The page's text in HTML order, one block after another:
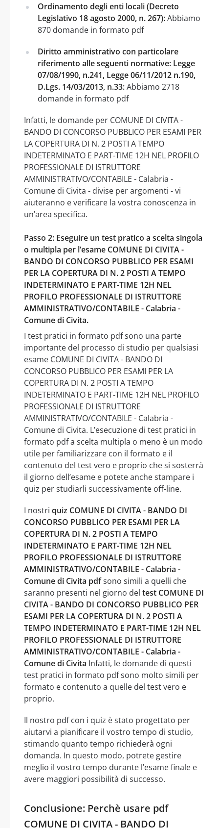
Ordinamento degli enti locali (Decreto
Legislativo 18 agosto 2000, n. 267):Abbiamo
870 domande in formato pdf
Diritto amministrativo con particolare
riferimento alle seguenti normative: Legge
07/08/1990, n.241, Legge 06/11/2012 n.190,
D.Lgs. 14/03/2013, n.33:Abbiamo 2718
domande in formato pdf
Infatti, le domande per COMUNE DI CIVITA -
BANDO DI CONCORSO PUBBLICO PER ESAMI PER
LA COPERTURA DI N. 2 POSTI A TEMPO
INDETERMINATO E PART-TIME 12H NEL PROFILO
PROFESSIONALE DI ISTRUTTORE
AMMINISTRATIVO/CONTABILE - Calabria -
Comune di Civita - divise per argomenti - vi
aiuteranno e verificare la vostra conoscenza in
un’area specifica.
Passo 2: Eseguire un test pratico a scelta singola
o multipla per l’esame COMUNE DI CIVITA -
BANDO DI CONCORSO PUBBLICO PER ESAMI
PER LA COPERTURA DI N. 2 POSTI A TEMPO
INDETERMINATO E PART-TIME 12H NEL
PROFILO PROFESSIONALE DI ISTRUTTORE
AMMINISTRATIVO/CONTABILE - Calabria -
Comune di Civita.
I test pratici in formato pdf sono una parte
importante del processo di studio per qualsiasi
esame COMUNE DI CIVITA - BANDO DI
CONCORSO PUBBLICO PER ESAMI PER LA
COPERTURA DI N. 2 POSTI A TEMPO
INDETERMINATO E PART-TIME 12H NEL PROFILO
PROFESSIONALE DI ISTRUTTORE
AMMINISTRATIVO/CONTABILE - Calabria -
Comune di Civita. L’esecuzione di test pratici in
formato pdf a scelta multipla o meno è un modo
utile per familiarizzare con il formato e il
contenuto del test vero e proprio che si sosterrà
il giorno dell’esame e potete anche stampare i
quiz per studiarli successivamente off-line.
I nostri quiz COMUNE DI CIVITA - BANDO DI
CONCORSO PUBBLICO PER ESAMI PER LA
COPERTURA DI N. 2 POSTI A TEMPO
INDETERMINATO E PART-TIME 12H NEL
PROFILO PROFESSIONALE DI ISTRUTTORE
AMMINISTRATIVO/CONTABILE - Calabria -
Comune di Civita pdfsono simili a quelli che
saranno presenti nel giorno del test COMUNE DI
CIVITA - BANDO DI CONCORSO PUBBLICO PER
ESAMI PER LA COPERTURA DI N. 2 POSTI A
TEMPO INDETERMINATO E PART-TIME 12H NEL
PROFILO PROFESSIONALE DI ISTRUTTORE
AMMINISTRATIVO/CONTABILE - Calabria -
Comune di Civita Infatti, le domande di questi
test pratici in formato pdf sono molto simili per
formato e contenuto a quelle del test vero e
proprio.
Il nostro pdf con i quiz è stato progettato per
aiutarvi a pianificare il vostro tempo di studio,
stimando quanto tempo richiederà ogni
domanda. In questo modo, potrete gestire
meglio il vostro tempo durante l’esame finale e
avere maggiori possibilità di successo.
Conclusione: Perchè usare pdf
COMUNE DI CIVITA - BANDO DI